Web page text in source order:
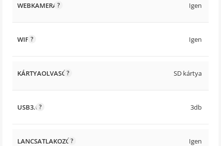
WEBKAMERA Igen
WIFI Igen
KÁRTYAOLVASÓ SD kártya
USB3.0 3db
LANCSATLAKOZÓ Igen